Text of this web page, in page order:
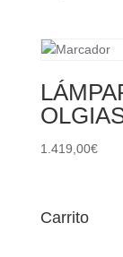
1.419,00€
Carrito